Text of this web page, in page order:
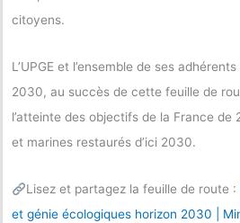
citoyens.
L’UPGE et l’ensemble de ses adhérents
2030, au succès de cette feuille de
l’atteinte des objectifs de la France de
et marines restaurés d’ici 2030.
Lisez et partagez la feuille de route :
et génie écologiques horizon 2030 |